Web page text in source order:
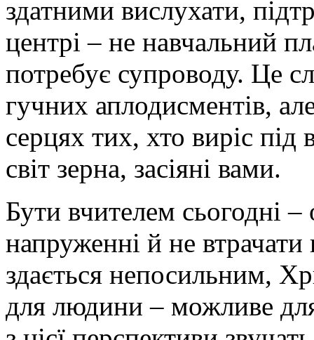
здатними вислухати,
центрі – не навчальний
потребує супроводу. Це
гучних аплодисментів,
серцях тих, хто виріс
світ зерна, засіяні вами.
Бути вчителем сьогодні
напруженні й не втрачати
здається непосильним,
для людини – можливе